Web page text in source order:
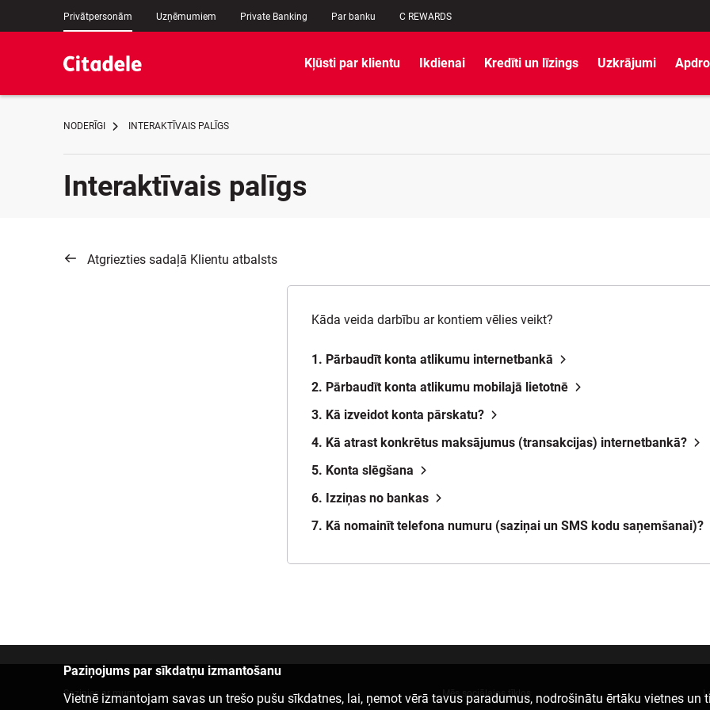
Privātpersonām Uzņēmumiem Private Banking Par banku C REWARDS
Kļūsti par klientu Ikdienai Kredīti un līzings Uzkrājumi
NODERĪGI INTERAKTĪVAIS PALĪGS
Interaktīvais palīgs
Atgriezties sadaļā Klientu atbalsts
Kāda veida darbību ar kontiem vēlies veikt?
1. Pārbaudīt konta atlikumu internetbankā
2. Pārbaudīt konta atlikumu mobilajā lietotnē
3. Kā izveidot konta pārskatu?
4. Kā atrast konkrētus maksājumus (transakcijas) internetbankā?
5. Konta slēgšana
6. Izziņas no bankas
7. Kā nomainīt telefona numuru (saziņai un SMS kodu saņemšanai)?
Paziņojums par sīkdatņu izmantošanu
Vietnē izmantojam savas un trešo pušu sīkdatnes, lai, ņemot vērā tavus paradumus, nodrošinātu ērtāku vietnes un
Sazinies ar mums Mēs sociālajos tīklos